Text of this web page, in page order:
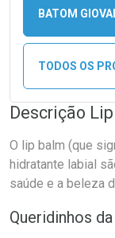
BATOM
TODOS OS
Descrição
O lip balm (que
hidratante labial
saúde e a beleza
Queridinhos